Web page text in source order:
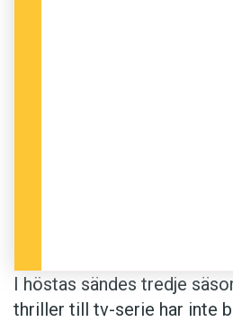
I höstas sändes tredje
thriller till tv-serie har inte